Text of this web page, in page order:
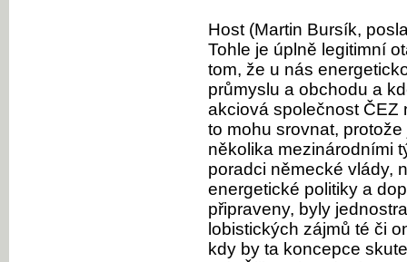
Host (Martin Bursík,
Tohle je úplně legitimní
tom, že u nás
průmyslu a obchodu a
akciová společnost ČEZ
to mohu srovnat,
několika mezinárodními
poradci německé vlády,
energetické politiky a
připraveny, byly
lobistických zájmů té či
kdy by ta koncepce